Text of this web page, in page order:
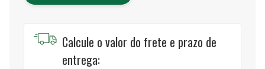
Calcule o valor do frete e prazo de
entrega: